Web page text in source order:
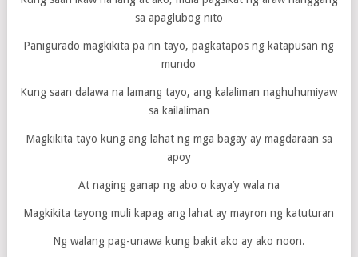
sa apaglubog nito
Panigurado magkikita pa rin tayo, pagkatapos ng katapusan ng
mundo
Kung saan dalawa na lamang tayo, ang kalaliman naghuhumiyaw
sa kailaliman
Magkikita tayo kung ang lahat ng mga bagay ay magdaraan sa
apoy
At naging ganap ng abo o kaya’y wala na
Magkikita tayong muli kapag ang lahat ay mayron ng katuturan
Ng walang pag-unawa kung bakit ako ay ako noon.